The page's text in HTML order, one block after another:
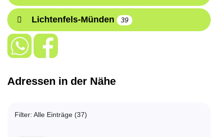
Lichtenfels-Münden 39
Adressen in der Nähe
Filter: Alle Einträge (37)